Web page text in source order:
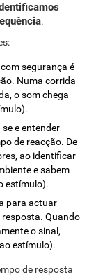
.
segurança é
Numa corrida
o som chega
e entender
de reacção. De
ao identificar
e sabem
estímulo).
para actuar
resposta. Quando
o sinal,
estímulo).
de resposta